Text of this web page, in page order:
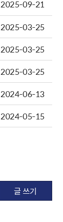
2025-09-21
2025-03-25
2025-03-25
2025-03-25
2024-06-13
2024-05-15
글 쓰기